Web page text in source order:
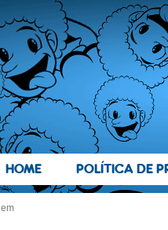
HOME POLÍTICA DE
em